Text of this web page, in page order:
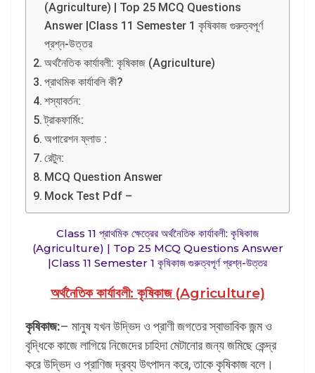
(Agriculture) | Top 25 MCQ Questions
Answer |Class 11 Semester 1 কৃষিকাজ গুরুত্বপূর্ণ
প্রশ্ন-উত্তর
অর্থনৈতিক কার্যাবলী: কৃষিকাজ (Agriculture)
প্রাথমিক কার্যাবলি কী?
শস্যাবর্তন:
ট্রাকফার্মিং:
অপারেশন ফ্লাড :
রেটুন:
MCQ Question Answer
Mock Test Pdf –
Class 11 প্রাথমিক ক্ষেত্রের অর্থনৈতিক কার্যাবলী: কৃষিকাজ
(Agriculture) | Top 25 MCQ Questions Answer
|Class 11 Semester 1 কৃষিকাজ গুরুত্বপূর্ণ প্রশ্ন-উত্তর
অর্থনৈতিক কার্যাবলী: কৃষিকাজ (Agriculture)
কৃষিকাজ:– মানুষ যখন উদ্ভিদ ও প্রাণী জগতের স্বাভাবিক জন্ম ও
বৃদ্ধিকে কাজে লাগিয়ে নিজেদের চাহিদা মেটানোর জন্য জমিছে কেন্দ্র
করে উদ্ভিদ ও প্রাণিজ দ্রব্য উৎপাদন করে, তাকে কৃষিকাজ বলে।